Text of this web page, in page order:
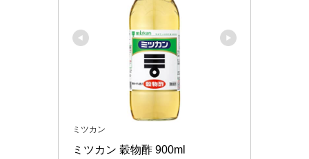
ミツカン
ミツカン 穀物酢 900ml